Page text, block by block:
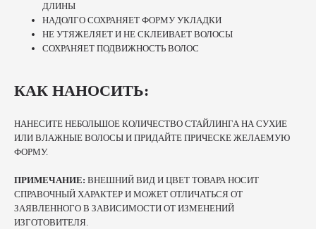
ДЛИНЫ
НАДОЛГО СОХРАНЯЕТ ФОРМУ УКЛАДКИ
НЕ УТЯЖЕЛЯЕТ И НЕ СКЛЕИВАЕТ ВОЛОСЫ
СОХРАНЯЕТ ПОДВИЖНОСТЬ ВОЛОС
КАК НАНОСИТЬ:
НАНЕСИТЕ НЕБОЛЬШОЕ КОЛИЧЕСТВО СТАЙЛИНГА НА СУХИЕ
ИЛИ ВЛАЖНЫЕ ВОЛОСЫ И ПРИДАЙТЕ ПРИЧЕСКЕ ЖЕЛАЕМУЮ
ФОРМУ.
ПРИМЕЧАНИЕ: ВНЕШНИЙ ВИД И ЦВЕТ ТОВАРА НОСИТ
СПРАВОЧНЫЙ ХАРАКТЕР И МОЖЕТ ОТЛИЧАТЬСЯ ОТ
ЗАЯВЛЕННОГО В ЗАВИСИМОСТИ ОТ ИЗМЕНЕНИЙ
ИЗГОТОВИТЕЛЯ.